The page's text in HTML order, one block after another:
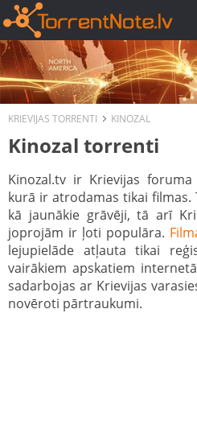
KRIEVIJAS TORRENTI KINOZAL
Kinozal torrenti
Kinozal.tv ir Krievijas
kurā ir atrodamas tikai filmas.
kā jaunākie grāvēji, tā arī
joprojām ir ļoti populāra.
lejupielāde atļauta tikai
vairākiem apskatiem
sadarbojas ar Krievijas
novēroti pārtraukumi.